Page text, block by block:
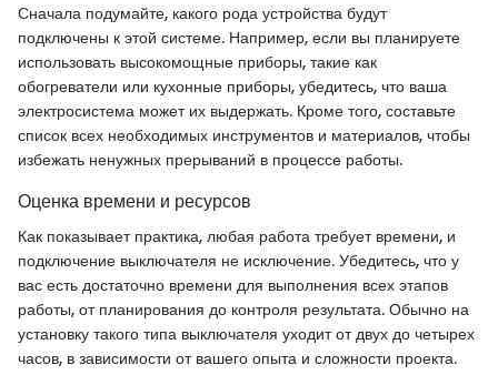
Сначала подумайте, какого рода устройства будут
подключены к этой системе. Например, если вы планируете
использовать высокомощные приборы, такие как
обогреватели или кухонные приборы, убедитесь, что ваша
электросистема может их выдержать. Кроме того, составьте
список всех необходимых инструментов и материалов, чтобы
избежать ненужных прерываний в процессе работы.
Оценка времени и ресурсов
Как показывает практика, любая работа требует времени, и
подключение выключателя не исключение. Убедитесь, что у
вас есть достаточно времени для выполнения всех этапов
работы, от планирования до контроля результата. Обычно на
установку такого типа выключателя уходит от двух до четырех
часов, в зависимости от вашего опыта и сложности проекта.